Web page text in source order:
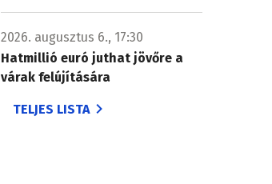
2026. augusztus 6., 17:30
Hatmillió euró juthat jövőre a
várak felújítására
TELJES LISTA